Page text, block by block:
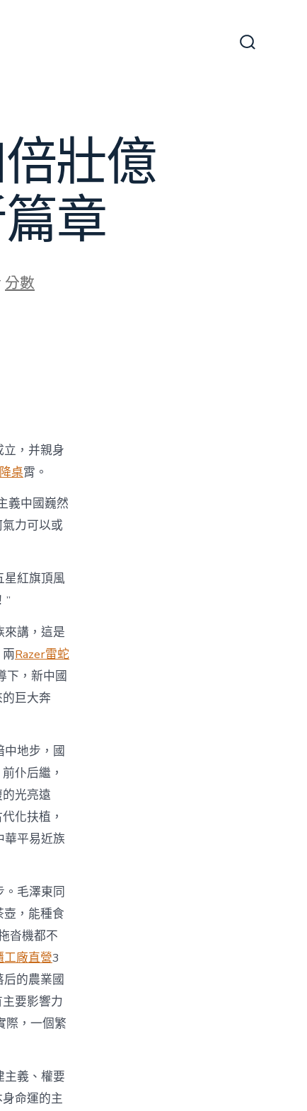
壯億
章
分數
，并親身
桌霄。
義中國巍然
力可以或
星紅旗頂風
”
來講，這是
Razer雷蛇
下，新中國
巨大奔
地步，國
仆后繼，
光亮遠
化扶植，
華平易近族
毛澤東同
，能種食
沓機都不
工廠直營3
的農業國
要影響力
際，一個繁
義、權要
命運的主